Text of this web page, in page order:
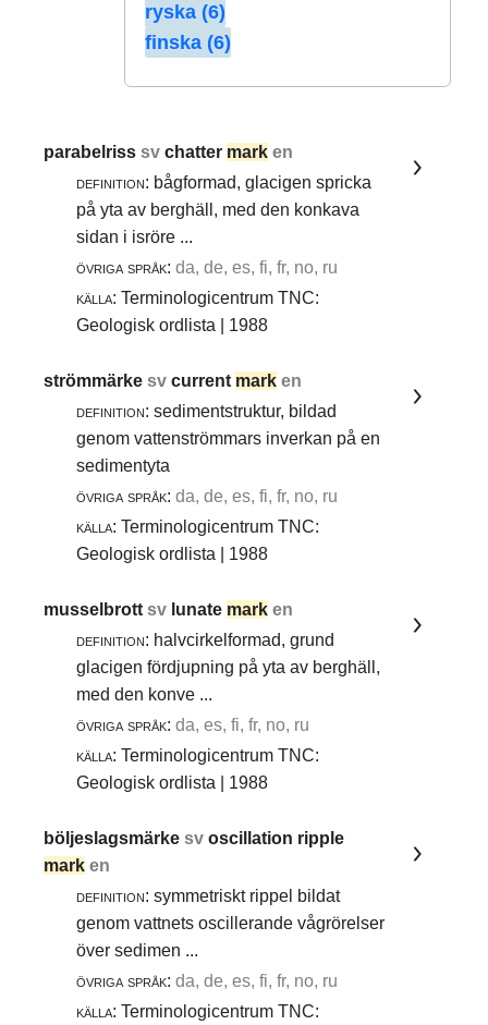
ryska (6)
finska (6)
parabelrisssvchatter mark en
definition: bågformad, glacigen spricka
på yta av berghäll, med den konkava
sidan i isröre ...
övriga språk: da, de, es, fi, fr, no, ru
källa: Terminologicentrum TNC:
Geologisk ordlista | 1988
strömmärkesvcurrent mark en
definition: sedimentstruktur, bildad
genom vattenströmmars inverkan på en
sedimentyta
övriga språk: da, de, es, fi, fr, no, ru
källa: Terminologicentrum TNC:
Geologisk ordlista | 1988
musselbrottsv lunate mark en
definition: halvcirkelformad, grund
glacigen fördjupning på yta av berghäll,
med den konve ...
övriga språk: da, es, fi, fr, no, ru
källa: Terminologicentrum TNC:
Geologisk ordlista | 1988
böljeslagsmärkesvoscillation ripple
mark en
definition: symmetriskt rippel bildat
genom vattnets oscillerande vågrörelser
över sedimen ...
övriga språk: da, de, es, fi, fr, no, ru
källa: Terminologicentrum TNC: